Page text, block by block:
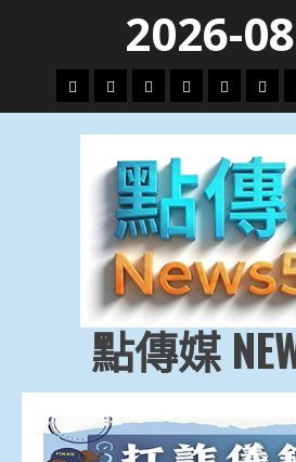
content
2026-
頭
條
財
經
地
方.
會
文
教.
技
專
題
娛
樂
劇
點傳媒